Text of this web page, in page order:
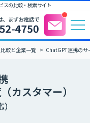
スの比較・検索サイト
較と企業一覧 ChatGPT連携のサ
カスタマー）